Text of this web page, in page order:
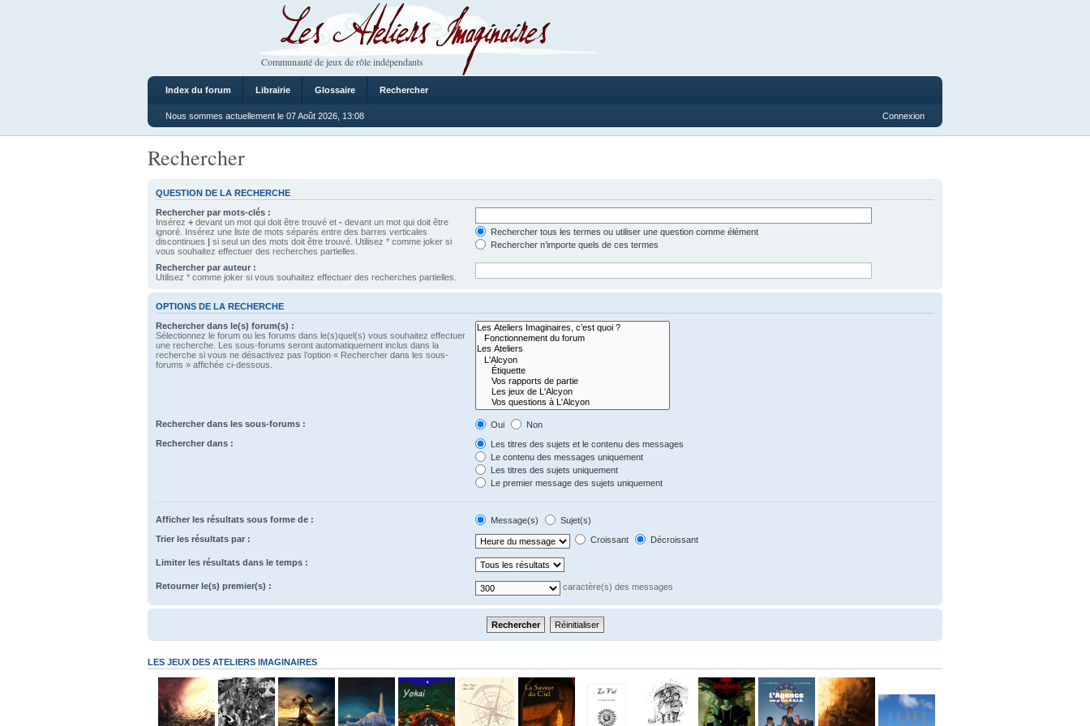
Les Ateliers Imaginaires
Communauté de jeux de rôle indépendants
Index du forum Librairie Glossaire Rechercher
Nous sommes actuellement le 07 Août 2026, 13:08 Connexion
Rechercher
QUESTION DE LA RECHERCHE
Rechercher par mots-clés :
Insérez + devant un mot qui doit être trouvé et - devant un mot qui doit être
ignoré. Insérez une liste de mots séparés entre des barres verticales
discontinues | si seul un des mots doit être trouvé. Utilisez * comme joker si
vous souhaitez effectuer des recherches partielles.
Rechercher tous les termes ou utiliser une question comme élément
Rechercher n’importe quels de ces termes
Rechercher par auteur :
Utilisez * comme joker si vous souhaitez effectuer des recherches partielles.
OPTIONS DE LA RECHERCHE
Rechercher dans le(s) forum(s) :
Sélectionnez le forum ou les forums dans le(s)quel(s) vous souhaitez effectuer
une recherche. Les sous-forums seront automatiquement inclus dans la
recherche si vous ne désactivez pas l’option « Rechercher dans les sous-
forums » affichée ci-dessous.
Rechercher dans les sous-forums : Oui
Non
Rechercher dans :
Les titres des sujets et le contenu des messages
Le contenu des messages uniquement
Les titres des sujets uniquement
Le premier message des sujets uniquement
Afficher les résultats sous forme de : Message(s)
Sujet(s)
Trier les résultats par :
Croissant Décroissant
Limiter les résultats dans le temps :
Retourner le(s) premier(s) : caractère(s) des messages
LES JEUX DES ATELIERS IMAGINAIRES